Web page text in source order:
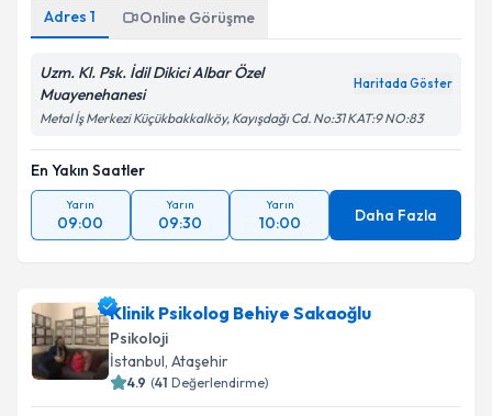
Adres 1 Online Görüşme
Uzm. Kl. Psk. İdil Dikici Albar Özel
Muayenehanesi
Haritada Göster
Metal İş Merkezi Küçükbakkalköy, Kayışdağı Cd. No:31 KAT:9 NO:83
En Yakın Saatler
Yarın
09:00
Yarın
09:30
Yarın
10:00 Daha Fazla
Klinik Psikolog Behiye Sakaoğlu
Psikoloji
İstanbul, Ataşehir
4.9 (41 Değerlendirme)